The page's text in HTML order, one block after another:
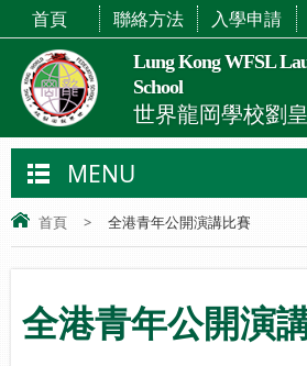
Lung Kong WFSL
School
世界龍岡學校劉
首頁 聯絡方法 入學申請
MENU
首頁 > 全港青年公開演講比賽
全港青年公開演